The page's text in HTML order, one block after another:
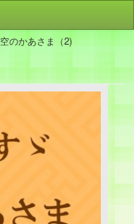
空のかあさま（2)